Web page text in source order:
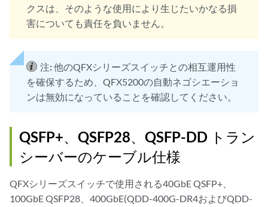
クスは、そのような使用により生じたいかなる損
害についても責任を負いません。
注:他のQFXシリーズスイッチとの相互運用性
を確保するため、QFX5200の自動ネゴシエーショ
ンは無効になっていることを確認してください。
QSFP+、QSFP28、QSFP-DD トラン
シーバーのケーブル仕様
QFXシリーズスイッチで使用される40GbE QSFP+、
100GbE QSFP28、400GbE(QDD-400G-DR4およびQDD-